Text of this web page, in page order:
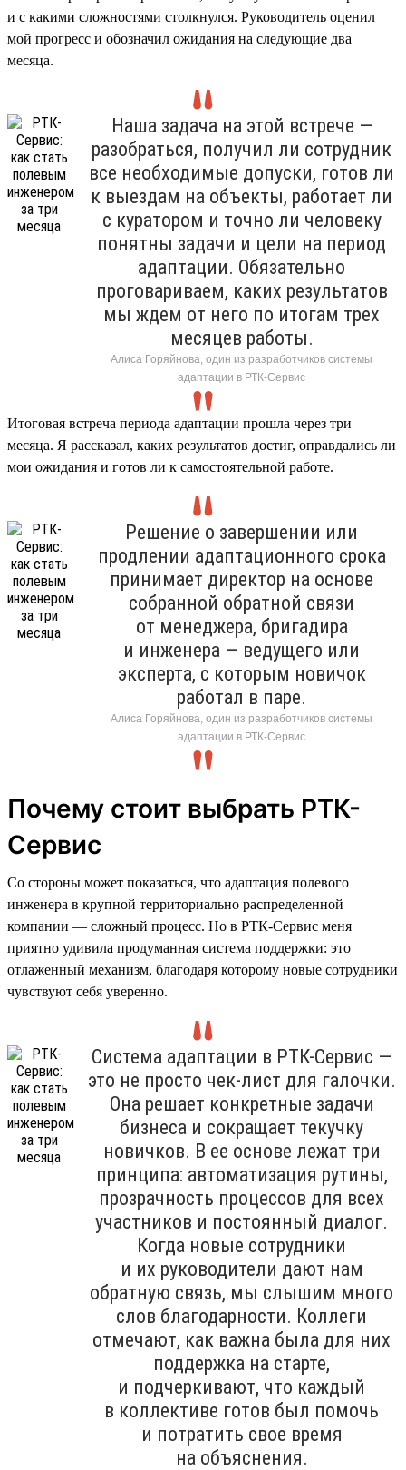
и с какими сложностями столкнулся. Руководитель оценил
мой прогресс и обозначил ожидания на следующие два
месяца.
Наша задача на этой встрече —
разобраться, получил ли сотрудник
все необходимые допуски, готов ли
к выездам на объекты, работает ли
с куратором и точно ли человеку
понятны задачи и цели на период
адаптации. Обязательно
проговариваем, каких результатов
мы ждем от него по итогам трех
месяцев работы.
Алиса Горяйнова, один из разработчиков системы
адаптации в РТК-Сервис
Итоговая встреча периода адаптации прошла через три
месяца. Я рассказал, каких результатов достиг, оправдались ли
мои ожидания и готов ли к самостоятельной работе.
Решение о завершении или
продлении адаптационного срока
принимает директор на основе
собранной обратной связи
от менеджера, бригадира
и инженера — ведущего или
эксперта, с которым новичок
работал в паре.
Алиса Горяйнова, один из разработчиков системы
адаптации в РТК-Сервис
Почему стоит выбрать РТК-
Сервис
Со стороны может показаться, что адаптация полевого
инженера в крупной территориально распределенной
компании — сложный процесс. Но в РТК-Сервис меня
приятно удивила продуманная система поддержки: это
отлаженный механизм, благодаря которому новые сотрудники
чувствуют себя уверенно.
Система адаптации в РТК-Сервис —
это не просто чек-лист для галочки.
Она решает конкретные задачи
бизнеса и сокращает текучку
новичков. В ее основе лежат три
принципа: автоматизация рутины,
прозрачность процессов для всех
участников и постоянный диалог.
Когда новые сотрудники
и их руководители дают нам
обратную связь, мы слышим много
слов благодарности. Коллеги
отмечают, как важна была для них
поддержка на старте,
и подчеркивают, что каждый
в коллективе готов был помочь
и потратить свое время
на объяснения.